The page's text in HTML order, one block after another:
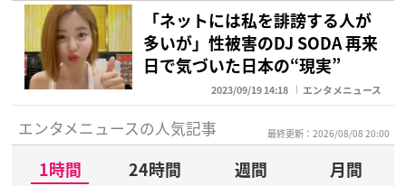
「ネットには私を誹謗する人が
多いが」性被害のDJ SODA 再来
日で気づいた日本の“現実”
2023/09/19 14:18 エンタメニュース
エンタメニュースの人気記事 最終更新：2026/08/08 20:00
1時間 24時間 週間
月間